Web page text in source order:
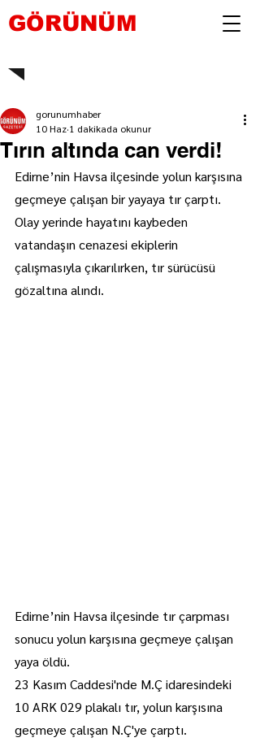
GÖRÜNÜM
Tırın altında can verdi!
gorunumhaber
10 Haz 1 dakikada okunur
Edirne’nin Havsa ilçesinde yolun karşısına
geçmeye çalışan bir yayaya tır çarptı.
Olay yerinde hayatını kaybeden
vatandaşın cenazesi ekiplerin
çalışmasıyla çıkarılırken, tır sürücüsü
gözaltına alındı.
Edirne’nin Havsa ilçesinde tır çarpması
sonucu yolun karşısına geçmeye çalışan
yaya öldü.
23 Kasım Caddesi'nde M.Ç idaresindeki
10 ARK 029 plakalı tır, yolun karşısına
geçmeye çalışan N.Ç'ye çarptı.